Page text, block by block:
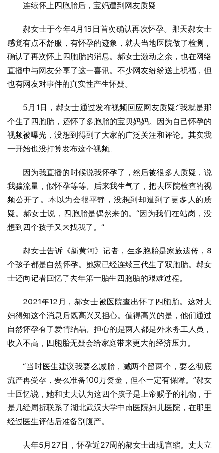
连续怀上四胞胎后，宝妈遭到网友质疑
郝女士于今年4月16日首次确认再次怀孕。那天郝女士
感觉有点不舒服，有怀孕的迹象，就去当地医院做了检测，
确认了再次怀上四胞胎的消息。郝女士激动之余，也在网络
直播中与网友分享了这一喜讯。不少网友纷纷送上祝福，但
也有网友对事件的真实性产生怀疑。
5月1日，郝女士通过发布视频回应网友质疑:“我就是那
个生了四胞胎，还怀了多胞胎的宝贝妈妈。因为自己怀孕的
视频被曝光，没想到得到了大家的广泛关注和评论。其实我
一开始也没打算发布这个视频。
因为我直播的时候说我怀孕了，然后被很多人质疑，说
我骗流量，假怀孕等等。后来我生气了，把去医院检查的视
频公开了。本以为会很平静，没想到却遭到了更多人的质
疑。郝女士说，四胞胎是偶然来的。“因为我们在站岗，没
想到四个孩子又来找我了。”
郝女士告诉《新黄河》记者，生多胞胎是家族遗传，8
个孩子都是自然怀孕。她家已经连续三代生了双胞胎。郝女
士还向记者回忆了去年第一胎生四胞胎的艰难过程。
2021年12月，郝女士被医院查出怀了四胞胎。这对夫
妇得知这个消息后既高兴又担心。值得高兴的是，他们通过
自然怀孕有了爱情结晶。担心的是两人都是外来务工人员，
收入不高，四胞胎无疑会给家庭带来更大的经济压力。
“当时医生建议我要么减胎，减两个留两个，要么彻底
流产再受孕，要么准备100万资金，但不一定有保障。”郝女
士回忆说，她和丈夫认为这四个孩子是上帝赐予的礼物，于
是几经周折联系了湖北武汉大学中南医院妇儿医院，在那里
经过医生评估后准备剖腹产。
去年5月27日，怀孕近27周的郝女士出现宫缩。丈夫立